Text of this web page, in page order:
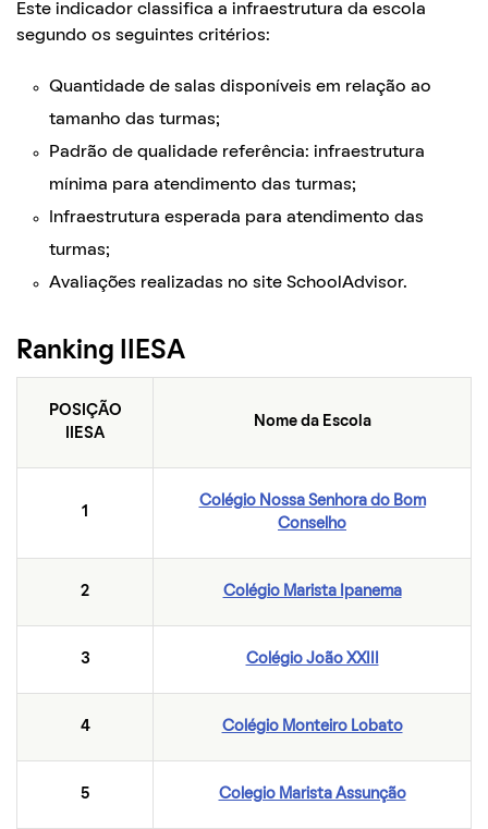
Este indicador classifica a infraestrutura da escola
segundo os seguintes critérios:
Quantidade de salas disponíveis em relação ao
tamanho das turmas;
Padrão de qualidade referência: infraestrutura
mínima para atendimento das turmas;
Infraestrutura esperada para atendimento das
turmas;
Avaliações realizadas no site SchoolAdvisor.
Ranking IIESA
POSIÇÃO
IIESA
Nome da Escola
1
Colégio Nossa Senhora do Bom
Conselho
2 Colégio Marista Ipanema
3 Colégio João XXIII
4 Colégio Monteiro Lobato
5 Colegio Marista Assunção